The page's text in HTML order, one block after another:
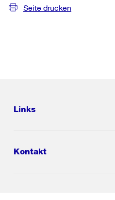
Seite drucken
Links
Kontakt